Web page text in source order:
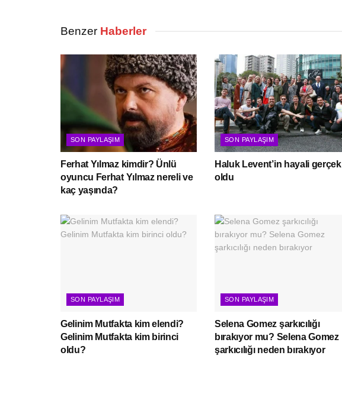
Benzer Haberler
SON PAYLAŞIM
Ferhat Yılmaz kimdir? Ünlü
oyuncu Ferhat Yılmaz nereli ve
kaç yaşında?
SON PAYLAŞIM
Haluk Levent’in hayali gerçek
oldu
SON PAYLAŞIM
Gelinim Mutfakta kim elendi?
Gelinim Mutfakta kim birinci
oldu?
SON PAYLAŞIM
Selena Gomez şarkıcılığı
bırakıyor mu? Selena Gomez
şarkıcılığı neden bırakıyor